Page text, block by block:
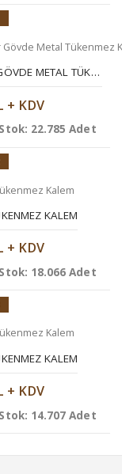
RUBBER GÖVDE METAL TÜKENMEZ KALEM
+ KDV
22.785 Adet
KALEM
+ KDV
18.066 Adet
KALEM
+ KDV
14.707 Adet